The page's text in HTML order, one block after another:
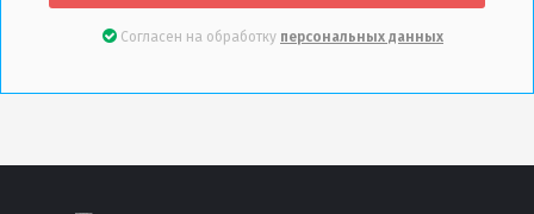
Согласен на обработку персональных данных